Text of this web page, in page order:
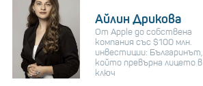
Айлин Дрикова
От Apple до собствена
компания със $100 млн.
инвестиции: Българинът,
който превърна лицето в
ключ